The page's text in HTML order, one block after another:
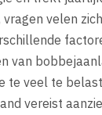
velen
van
veel te
vereist